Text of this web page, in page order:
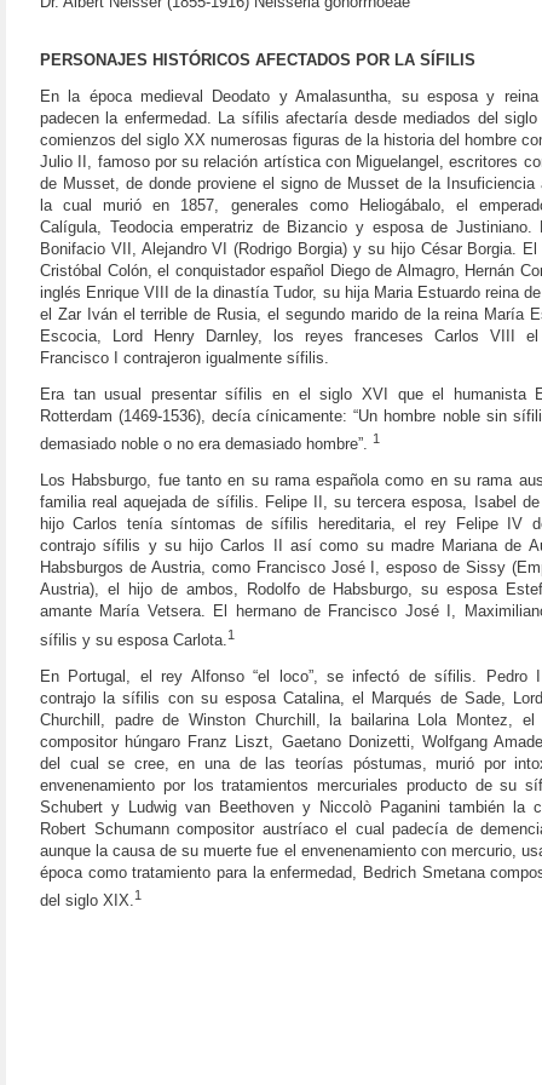
PERSONAJES HISTÓRICOS AFECTADOS POR LA SÍFILIS
En la época medieval Deodato y Amalasuntha, su esposa y reina
padecen la enfermedad. La sífilis afectaría desde mediados del
comienzos del siglo XX numerosas figuras de la historia del hombre
Julio II, famoso por su relación artística con Miguelangel, escritores
de Musset, de donde proviene el signo de Musset de la Insuficiencia
la cual murió en 1857, generales como Heliogábalo, el
Calígula, Teodocia emperatriz de Bizancio y esposa de Justiniano.
Bonifacio VII, Alejandro VI (Rodrigo Borgia) y su hijo César Borgia. El
Cristóbal Colón, el conquistador español Diego de Almagro, Hernán
inglés Enrique VIII de la dinastía Tudor, su hija Maria Estuardo reina
el Zar Iván el terrible de Rusia, el segundo marido de la reina María
Escocia, Lord Henry Darnley, los reyes franceses Carlos VIII
Francisco I contrajeron igualmente sífilis.
Era tan usual presentar sífilis en el siglo XVI que el humanista
Rotterdam (1469-1536), decía cínicamente: “Un hombre noble sin
demasiado noble o no era demasiado hombre”. 1
Los Habsburgo, fue tanto en su rama española como en su rama
familia real aquejada de sífilis. Felipe II, su tercera esposa, Isabel
hijo Carlos tenía síntomas de sífilis hereditaria, el rey Felipe IV
contrajo sífilis y su hijo Carlos II así como su madre Mariana de
Habsburgos de Austria, como Francisco José I, esposo de Sissy
Austria), el hijo de ambos, Rodolfo de Habsburgo, su esposa
amante María Vetsera. El hermano de Francisco José I,
sífilis y su esposa Carlota. 1
En Portugal, el rey Alfonso “el loco”, se infectó de sífilis. Pedro
contrajo la sífilis con su esposa Catalina, el Marqués de Sade,
Churchill, padre de Winston Churchill, la bailarina Lola Montez,
compositor húngaro Franz Liszt, Gaetano Donizetti, Wolfgang
del cual se cree, en una de las teorías póstumas, murió por
envenenamiento por los tratamientos mercuriales producto de su
Schubert y Ludwig van Beethoven y Niccolò Paganini también la
Robert Schumann compositor austríaco el cual padecía de
aunque la causa de su muerte fue el envenenamiento con mercurio,
época como tratamiento para la enfermedad, Bedrich Smetana
del siglo XIX. 1